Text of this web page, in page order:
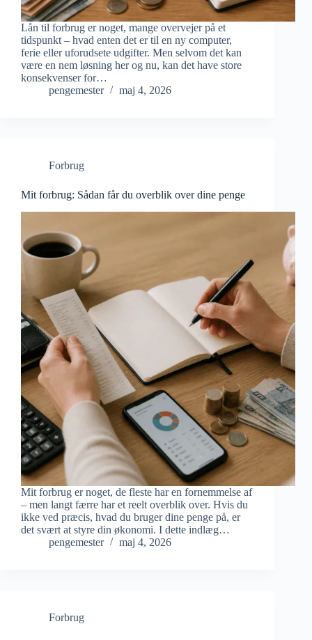
Lån til forbrug er noget, mange overvejer på et
tidspunkt – hvad enten det er til en ny computer,
ferie eller uforudsete udgifter. Men selvom det kan
være en nem løsning her og nu, kan det have store
konsekvenser for…
pengemester
maj 4, 2026
Forbrug
Mit forbrug: Sådan får du overblik over dine penge
Mit forbrug er noget, de fleste har en fornemmelse af
– men langt færre har et reelt overblik over. Hvis du
ikke ved præcis, hvad du bruger dine penge på, er
det svært at styre din økonomi. I dette indlæg…
pengemester
maj 4, 2026
Forbrug